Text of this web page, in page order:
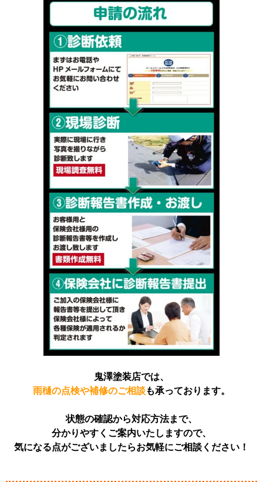
鬼澤塗装店では、
雨樋の点検や補修のご相談も承っております。
状態の確認から対応方法まで、
分かりやすくご案内いたしますので、
気になる点がございましたらお気軽にご相談ください！